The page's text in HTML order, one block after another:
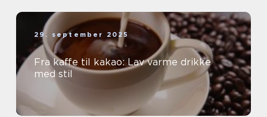
29. september 2025
Fra kaffe til kakao: Lav varme drikke
med stil